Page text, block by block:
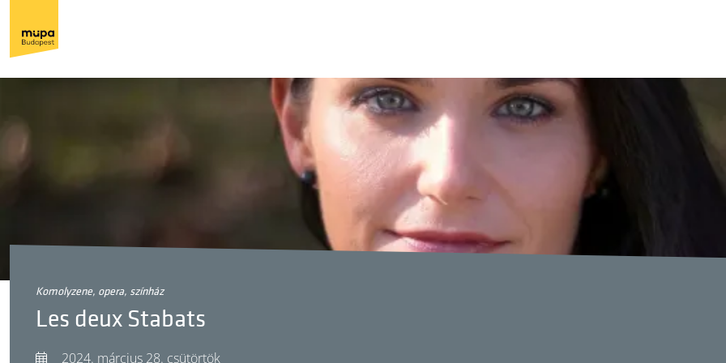
komolyzene, opera, színház
Les deux Stabats
2024. március 28. csütörtök